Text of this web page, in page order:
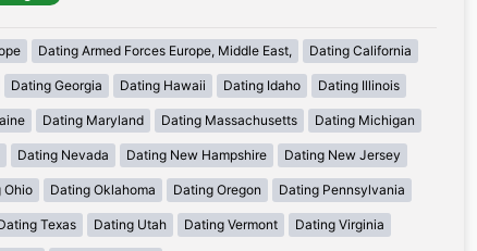
Dating Armed Forces Europe, Middle East, Dating California
Dating Georgia Dating Hawaii Dating Idaho Dating Illinois
Dating Maryland Dating Massachusetts Dating Michigan
Dating Nevada Dating New Hampshire Dating New Jersey
Ohio Dating Oklahoma Dating Oregon Dating Pennsylvania
Texas Dating Utah Dating Vermont Dating Virginia